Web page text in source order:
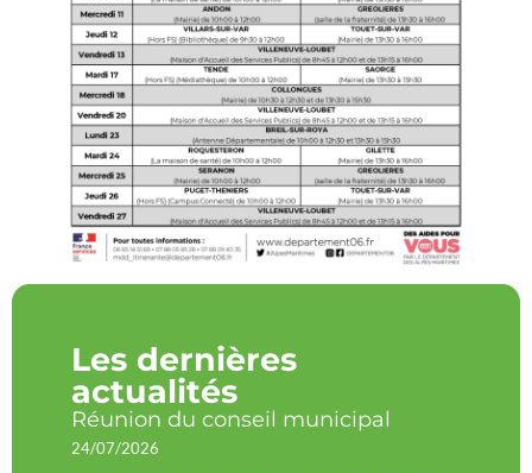
Les dernières
actualités
Réunion du conseil municipal
24/07/2026